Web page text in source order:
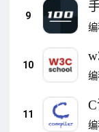
9
10
11